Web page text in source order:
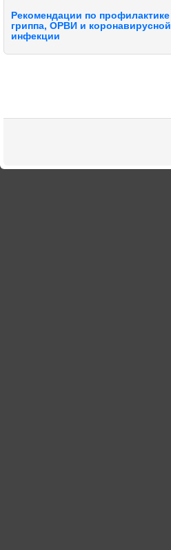
Рекомендации по профилактике
гриппа, ОРВИ и коронавирусной
инфекции